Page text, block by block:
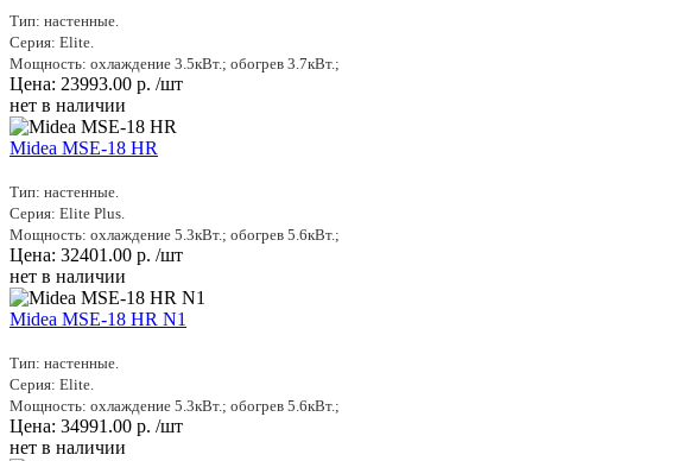
Тип: настенные.
Серия: Elite.
Мощность: охлаждение 3.5кВт.; обогрев 3.7кВт.;
Цена: 23993.00 р. /шт
нет в наличии
Midea MSE-18 HR
Тип: настенные.
Серия: Elite Plus.
Мощность: охлаждение 5.3кВт.; обогрев 5.6кВт.;
Цена: 32401.00 р. /шт
нет в наличии
Midea MSE-18 HR N1
Тип: настенные.
Серия: Elite.
Мощность: охлаждение 5.3кВт.; обогрев 5.6кВт.;
Цена: 34991.00 р. /шт
нет в наличии